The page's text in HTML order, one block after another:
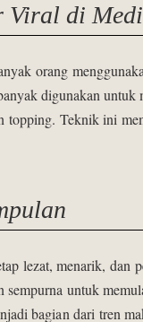
Viral di
orang
digunakan untuk
Teknik ini
lezat, menarik, dan
untuk
bagian dari tren